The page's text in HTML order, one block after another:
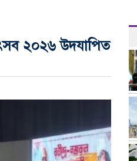
২০২৬ উদযাপিত